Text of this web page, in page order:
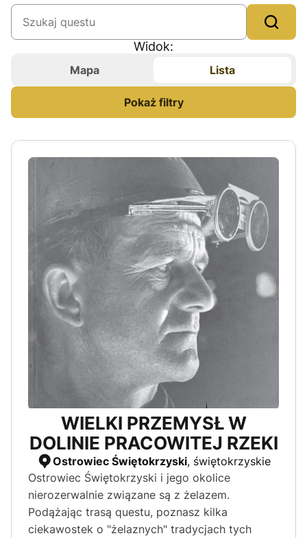
Wspinaczkowe
Kraj
Czechy
Polska
Wersja językowa
angielska
polska
Pora dnia
Dzienne
Województwo
Dolnośląskie
Kujawsko-pomorskie
Łódzkie
Lubelskie
Widok:
Mapa Lista
Pokaż filtry
WIELKI PRZEMYSŁ W
DOLINIE PRACOWITEJ RZEKI
Ostrowiec Świętokrzyski, świętokrzyskie
Ostrowiec Świętokrzyski i jego okolice
nierozerwalnie związane są z żelazem.
Podążając trasą questu, poznasz kilka
ciekawostek o "żelaznych" tradycjach tych